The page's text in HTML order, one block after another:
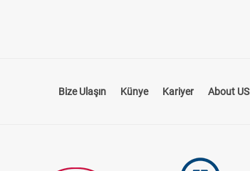
Bize Ulaşın Künye Kariyer About US